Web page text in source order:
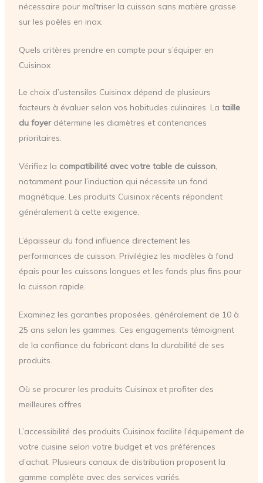
nécessaire pour maîtriser la cuisson sans matière grasse
sur les poêles en inox.
Quels critères prendre en compte pour s’équiper en
Cuisinox
Le choix d’ustensiles Cuisinox dépend de plusieurs
facteurs à évaluer selon vos habitudes culinaires. La taille
du foyerdétermine les diamètres et contenances
prioritaires.
Vérifiez la compatibilité avec votre table de cuisson,
notamment pour l’induction qui nécessite un fond
magnétique. Les produits Cuisinox récents répondent
généralement à cette exigence.
L’épaisseur du fond influence directement les
performances de cuisson. Privilégiez les modèles à fond
épais pour les cuissons longues et les fonds plus fins pour
la cuisson rapide.
Examinez les garanties proposées, généralement de 10 à
25 ans selon les gammes. Ces engagements témoignent
de la confiance du fabricant dans la durabilité de ses
produits.
Où se procurer les produits Cuisinox et profiter des
meilleures offres
L’accessibilité des produits Cuisinox facilite l’équipement de
votre cuisine selon votre budget et vos préférences
d’achat. Plusieurs canaux de distribution proposent la
gamme complète avec des services variés.